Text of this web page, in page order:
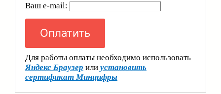
Ваш e-mail:
Оплатить
Для работы оплаты необходимо использовать
Яндекс Браузер или установить
сертификат Минцифры